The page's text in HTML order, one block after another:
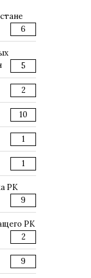
6
5
2
10
1
1
РК
9
РК
2
9